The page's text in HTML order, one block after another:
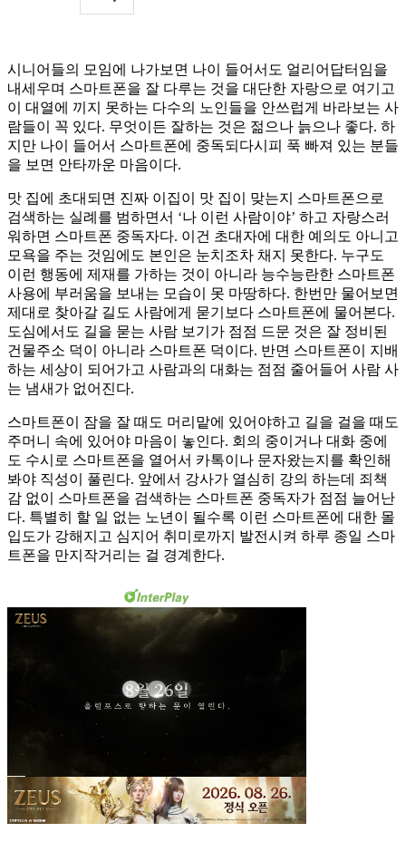
시니어들의 모임에 나가보면 나이 들어서도 얼리어답터임을
내세우며 스마트폰을 잘 다루는 것을 대단한 자랑으로 여기고
이 대열에 끼지 못하는 다수의 노인들을 안쓰럽게 바라보는 사
람들이 꼭 있다. 무엇이든 잘하는 것은 젊으나 늙으나 좋다. 하
지만 나이 들어서 스마트폰에 중독되다시피 푹 빠져 있는 분들
을 보면 안타까운 마음이다.
맛 집에 초대되면 진짜 이집이 맛 집이 맞는지 스마트폰으로
검색하는 실례를 범하면서 ‘나 이런 사람이야’ 하고 자랑스러
워하면 스마트폰 중독자다. 이건 초대자에 대한 예의도 아니고
모욕을 주는 것임에도 본인은 눈치조차 채지 못한다. 누구도
이런 행동에 제재를 가하는 것이 아니라 능수능란한 스마트폰
사용에 부러움을 보내는 모습이 못 마땅하다. 한번만 물어보면
제대로 찾아갈 길도 사람에게 묻기보다 스마트폰에 물어본다.
도심에서도 길을 묻는 사람 보기가 점점 드문 것은 잘 정비된
건물주소 덕이 아니라 스마트폰 덕이다. 반면 스마트폰이 지배
하는 세상이 되어가고 사람과의 대화는 점점 줄어들어 사람 사
는 냄새가 없어진다.
스마트폰이 잠을 잘 때도 머리맡에 있어야하고 길을 걸을 때도
주머니 속에 있어야 마음이 놓인다. 회의 중이거나 대화 중에
도 수시로 스마트폰을 열어서 카톡이나 문자왔는지를 확인해
봐야 직성이 풀린다. 앞에서 강사가 열심히 강의 하는데 죄책
감 없이 스마트폰을 검색하는 스마트폰 중독자가 점점 늘어난
다. 특별히 할 일 없는 노년이 될수록 이런 스마트폰에 대한 몰
입도가 강해지고 심지어 취미로까지 발전시켜 하루 종일 스마
트폰을 만지작거리는 걸 경계한다.